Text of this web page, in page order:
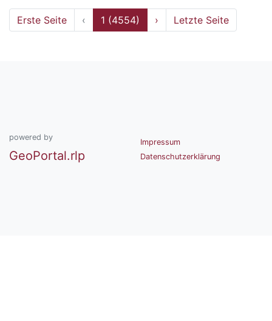
Erste Seite ‹ 1 (4554) › Letzte Seite
powered by
GeoPortal.rlp
Impressum
Datenschutzerklärung